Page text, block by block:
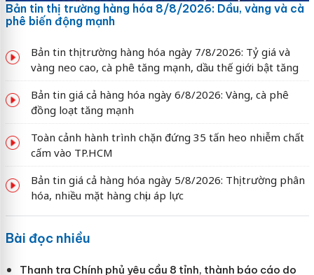
Bản tin thị trường hàng hóa 8/8/2026: Dầu, vàng và cà
phê biến động mạnh
Bản tin thị trường hàng hóa ngày 7/8/2026: Tỷ giá và
vàng neo cao, cà phê tăng mạnh, dầu thế giới bật tăng
Bản tin giá cả hàng hóa ngày 6/8/2026: Vàng, cà phê
đồng loạt tăng mạnh
Toàn cảnh hành trình chặn đứng 35 tấn heo nhiễm chất
cấm vào TP.HCM
Bản tin giá cả hàng hóa ngày 5/8/2026: Thị trường phân
hóa, nhiều mặt hàng chịu áp lực
Bài đọc nhiều
Thanh tra Chính phủ yêu cầu 8 tỉnh, thành báo cáo do